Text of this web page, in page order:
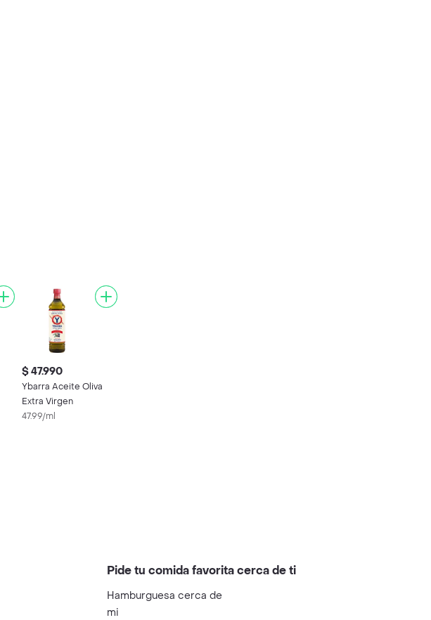
$ 47.990
Ybarra Aceite Oliva
Extra Virgen
47.99/ml
Pide tu comida favorita cerca de ti
Hamburguesa cerca de
mi